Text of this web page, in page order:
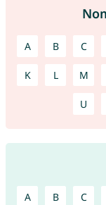
A B C
K L M
U
A B C